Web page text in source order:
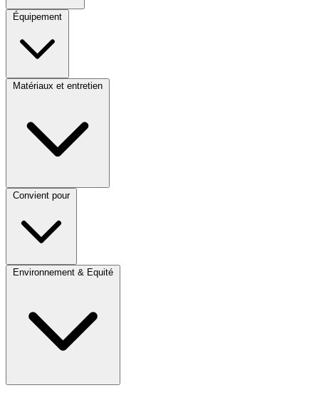
Équipement
Matériaux et entretien
Convient pour
Environnement & Equité